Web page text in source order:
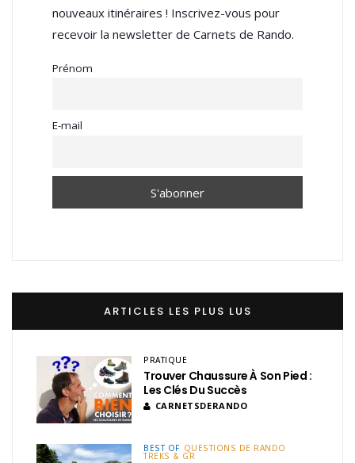
nouveaux itinéraires ! Inscrivez-vous pour
recevoir la newsletter de Carnets de Rando.
Prénom
E-mail
ARTICLES LES PLUS LUS
PRATIQUE
Trouver Chaussure À Son Pied :
Les Clés Du Succès
CARNETSDERANDO
BEST OF QUESTIONS DE RANDO
TREKS & GR